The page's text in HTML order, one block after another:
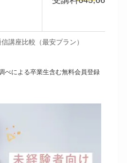
講座比較（最安プラン）
べによる卒業生含む無料会員登録